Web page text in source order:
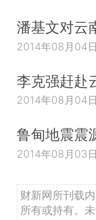
潘基文对云
2014年08月04日
李克强赶赴
2014年08月04日
鲁甸地震震
2014年08月03日
财新网所刊载
所有或持有。